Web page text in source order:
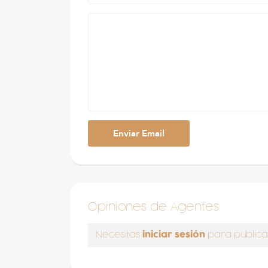
Opiniones de Agentes
Necesitas iniciar sesión para